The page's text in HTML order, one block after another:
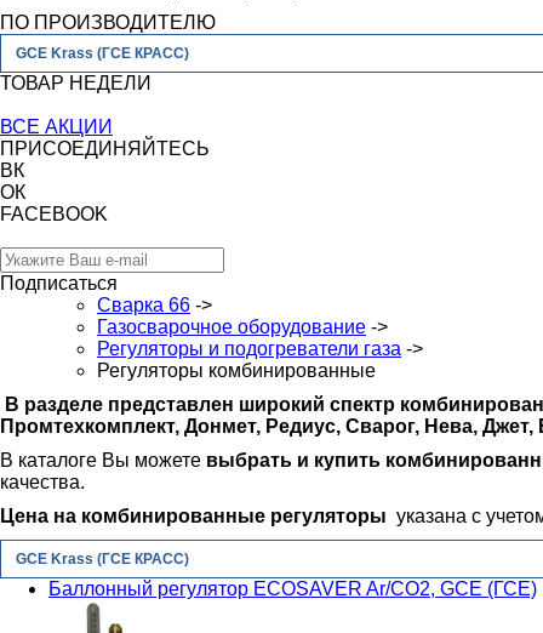
ПО ПРОИЗВОДИТЕЛЮ
GCE Krass (ГСЕ КРАСС)
ТОВАР НЕДЕЛИ
ВСЕ АКЦИИ
ПРИСОЕДИНЯЙТЕСЬ
ВК
ОК
FACEBOOK
Подписаться
Сварка 66 ->
Газосварочное оборудование ->
Регуляторы и подогреватели газа ->
Регуляторы комбинированные
В разделе представлен широкий спектр
Промтехкомплект, Донмет, Редиус, Сварог, Нева,
В каталоге Вы можете выбрать и купить
качества.
Цена на комбинированные регуляторы указана с
GCE Krass (ГСЕ КРАСС)
Баллонный регулятор ECOSAVER Ar/CO2, GCE (ГСЕ)